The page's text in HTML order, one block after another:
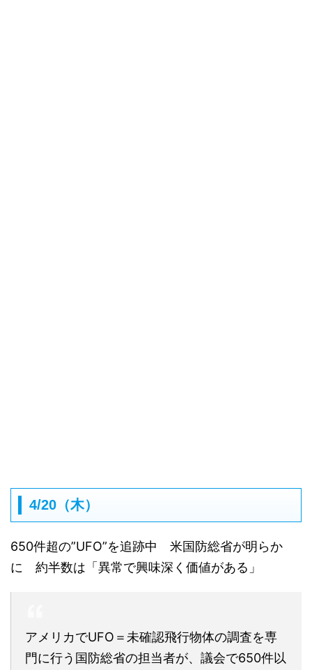
4/20（木）
650件超の”UFO”を追跡中 米国防総省が明らか
に 約半数は「異常で興味深く価値がある」
アメリカでUFO＝未確認飛行物体の調査を専
門に行う国防総省の担当者が、議会で650件以